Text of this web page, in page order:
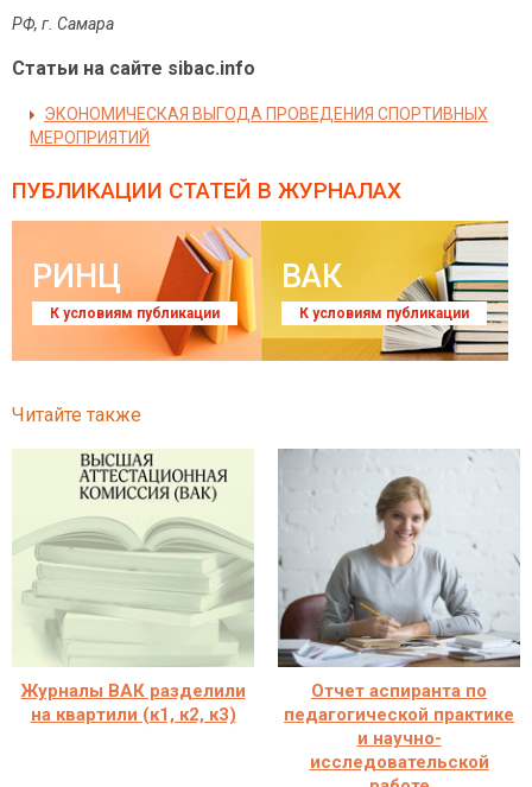
РФ, г. Самара
Статьи на сайте sibac.info
ЭКОНОМИЧЕСКАЯ ВЫГОДА ПРОВЕДЕНИЯ СПОРТИВНЫХ
МЕРОПРИЯТИЙ
ПУБЛИКАЦИИ СТАТЕЙ В ЖУРНАЛАХ
РИНЦ
К условиям публикации
ВАК
К условиям публикации
Читайте также
Журналы ВАК разделили
на квартили (к1, к2, к3)
Отчет аспиранта по
педагогической практике
и научно-
исследовательской